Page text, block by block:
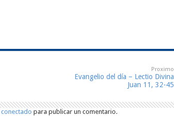
Proximo
Evangelio del día – Lectio Divina
Juan 11, 32-45
conectado para publicar un comentario.